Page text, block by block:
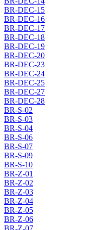
BR-DEC-15
BR-DEC-16
BR-DEC-17
BR-DEC-18
BR-DEC-19
BR-DEC-20
BR-DEC-23
BR-DEC-24
BR-DEC-25
BR-DEC-27
BR-DEC-28
BR-S-02
BR-S-03
BR-S-04
BR-S-06
BR-S-07
BR-S-09
BR-S-10
BR-Z-01
BR-Z-02
BR-Z-03
BR-Z-04
BR-Z-05
BR-Z-06
BR-Z-07